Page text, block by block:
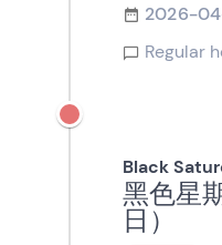
2026-
Regular
Black
黑色星
日）